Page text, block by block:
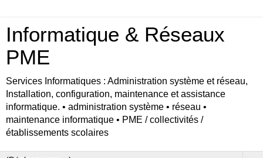
Informatique & Réseaux
PME
Services Informatiques : Administration système et réseau,
Installation, configuration, maintenance et assistance
informatique. • administration système • réseau •
maintenance informatique • PME / collectivités /
établissements scolaires